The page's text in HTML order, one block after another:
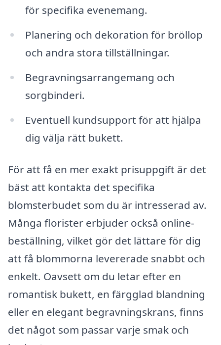
för specifika evenemang.
Planering och dekoration för bröllop
och andra stora tillställningar.
Begravningsarrangemang och
sorgbinderi.
Eventuell kundsupport för att hjälpa
dig välja rätt bukett.
För att få en mer exakt prisuppgift är det
bäst att kontakta det specifika
blomsterbudet som du är intresserad av.
Många florister erbjuder också online-
beställning, vilket gör det lättare för dig
att få blommorna levererade snabbt och
enkelt. Oavsett om du letar efter en
romantisk bukett, en färgglad blandning
eller en elegant begravningskrans, finns
det något som passar varje smak och